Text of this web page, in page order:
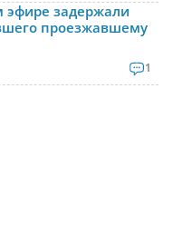
задержали
проезжавшему
1